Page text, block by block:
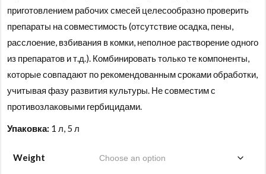
приготовлением рабочих смесей целесообразно проверить
препараты на совместимость (отсутствие осадка, пены,
расслоение, взбивания в комки, неполное растворение одного
из препаратов и т.д.). Комбинировать только те компоненты,
которые совпадают по рекомендованным сроками обработки,
учитывая фазу развития культуры. Не совместим с
противозлаковыми гербицидами.
Упаковка: 1 л, 5 л
Weight